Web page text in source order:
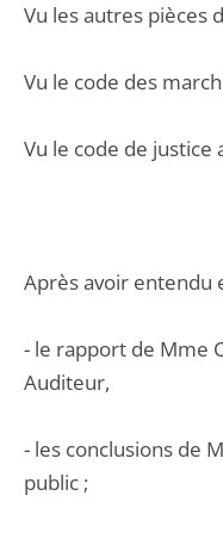
Vu les autres pièces
Vu le code des
Vu le code de justice
Après avoir entendu
- le rapport de Mme
Auditeur,
- les conclusions de
public ;